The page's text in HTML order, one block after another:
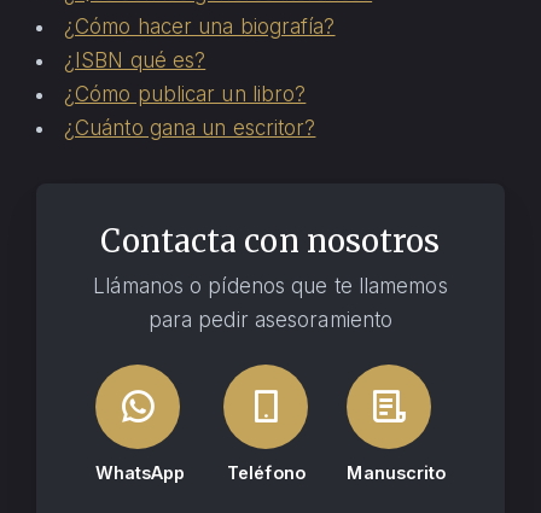
¿Cómo hacer una biografía?
¿ISBN qué es?
¿Cómo publicar un libro?
¿Cuánto gana un escritor?
Contacta con nosotros
Llámanos o pídenos que te llamemos
para pedir asesoramiento
WhatsApp Teléfono Manuscrito